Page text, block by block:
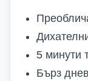
5 минути
Бърз